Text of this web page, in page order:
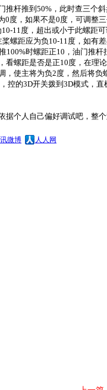
杆推到50%，此时查三个
度，如果不是0度，可调整
11度，超出或小于此螺距
螺距应为负10-11度，如有差
100%时螺距正10，油门推
螺距是否是正10度，在理
使主将为负2度，然后将
控的3D开关拨到3D模式，
个人自己偏好调试吧，整
微博 人人网